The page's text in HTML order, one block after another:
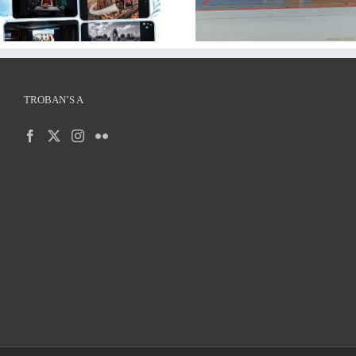
de final de curs
puc fotografiar i què
TROBAN’S A